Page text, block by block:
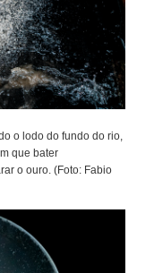
o lodo do fundo do rio,
que bater
o ouro. (Foto: Fabio